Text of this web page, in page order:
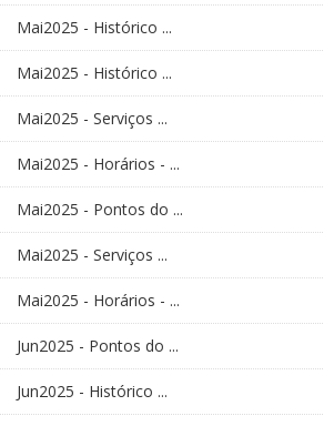
Mai2025 - Histórico ...
Mai2025 - Histórico ...
Mai2025 - Serviços ...
Mai2025 - Horários - ...
Mai2025 - Pontos do ...
Mai2025 - Serviços ...
Mai2025 - Horários - ...
Jun2025 - Pontos do ...
Jun2025 - Histórico ...